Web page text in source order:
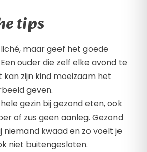
tips
maar geef het goede
ouder die zelf elke avond te
zijn kind moeizaam het
geven.
gezin bij gezond eten, ook
of zus geen aanleg. Gezond
niemand kwaad en zo voelt je
niet buitengesloten.